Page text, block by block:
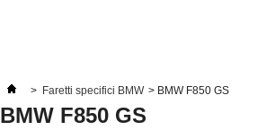
> Faretti specifici BMW > BMW F850 GS
BMW F850 GS